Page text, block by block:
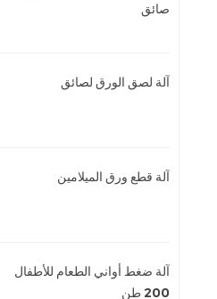
صائق
آلة لصق الورق لصائق
آلة قطع ورق الميلامين
آلة ضغط أواني الطعام للأطفال
200 طن